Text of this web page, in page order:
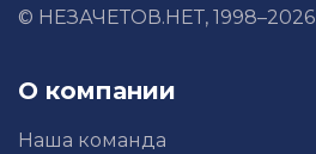
© НЕЗАЧЕТОВ.НЕТ, 1998–2026
О компании
Наша команда